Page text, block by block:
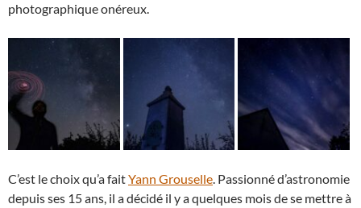
photographique onéreux.
C’est le choix qu’a faitYann Grouselle . Passionné d’astronomie
depuis ses 15 ans, il a décidé il y a quelques mois de se mettre à